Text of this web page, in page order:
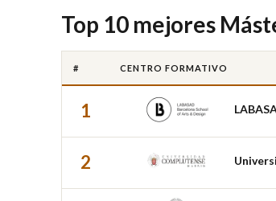
Top 10 mejores
# CENTRO FORMATIVO
1
2